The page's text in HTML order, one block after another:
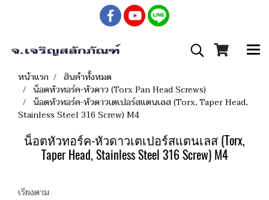
หน้าแรก
สินค้าทั้งหมด
น็อตหัวทอร์ค-หัวดาว (Torx Pan Head Screws)
น็อตหัวทอร์ค-หัวดาวเตเปอร์สแตนเลส (Torx, Taper Head,
Stainless Steel 316 Screw) M4
น็อตหัวทอร์ค-หัวดาวเตเปอร์สแตนเลส (Torx,
Taper Head, Stainless Steel 316 Screw) M4
เรียงตาม